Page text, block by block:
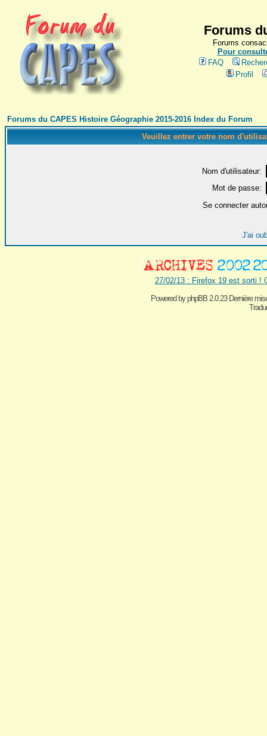
Forums
Forums
Pour
FAQ
Profil
Forums du CAPES Histoire Géographie 2015-2016 Index du Forum
Veuillez entrer votre nom
Nom d'utilisateur:
Mot de passe:
Se connecter
J'ai
27/02/13 : Firefox 19 est sorti !
Powered byphpBB 2.0.23 Dernière